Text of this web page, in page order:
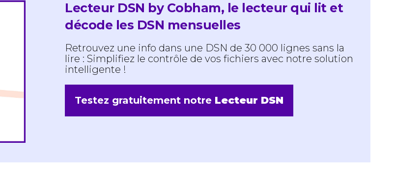
Lecteur DSN by Cobham, le lecteur qui lit et
décode les DSN mensuelles
Retrouvez une info dans une DSN de 30 000 lignes sans la
lire : Simplifiez le contrôle de vos fichiers avec notre solution
intelligente !
Testez gratuitement notre Lecteur DSN